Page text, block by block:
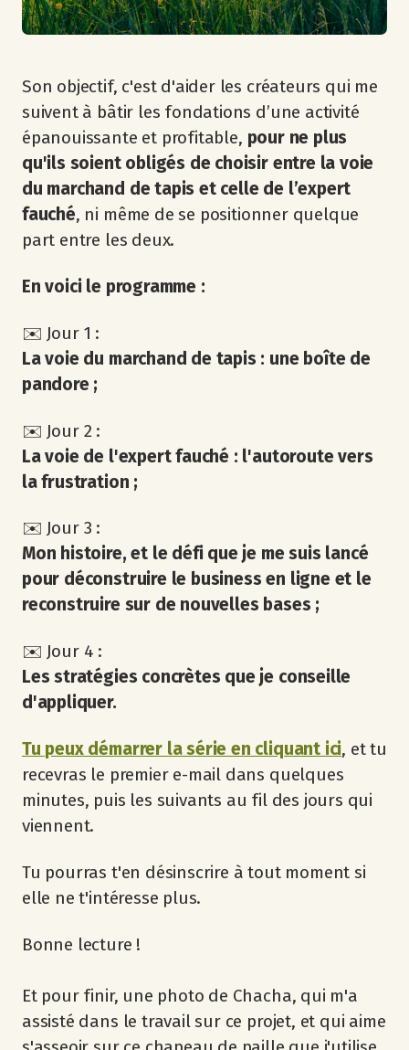
Son objectif, c'est d'aider les créateurs qui me
suivent à bâtir les fondations d’une activité
épanouissante et profitable, pour ne plus
qu'ils soient obligés de choisir entre la voie
du marchand de tapis et celle de l’expert
fauché, ni même de se positionner quelque
part entre les deux.
En voici le programme :
✉️ Jour 1 :
La voie du marchand de tapis : une boîte de
pandore ;
✉️ Jour 2 :
La voie de l'expert fauché : l'autoroute vers
la frustration ;
✉️ Jour 3 :
Mon histoire, et le défi que je me suis lancé
pour déconstruire le business en ligne et le
reconstruire sur de nouvelles bases ;
✉️ Jour 4 :
Les stratégies concrètes que je conseille
d'appliquer.
Tu peux démarrer la série en cliquant ici, et tu
recevras le premier e-mail dans quelques
minutes, puis les suivants au fil des jours qui
viennent.
Tu pourras t'en désinscrire à tout moment si
elle ne t'intéresse plus.
Bonne lecture !
Et pour finir, une photo de Chacha, qui m'a
assisté dans le travail sur ce projet, et qui aime